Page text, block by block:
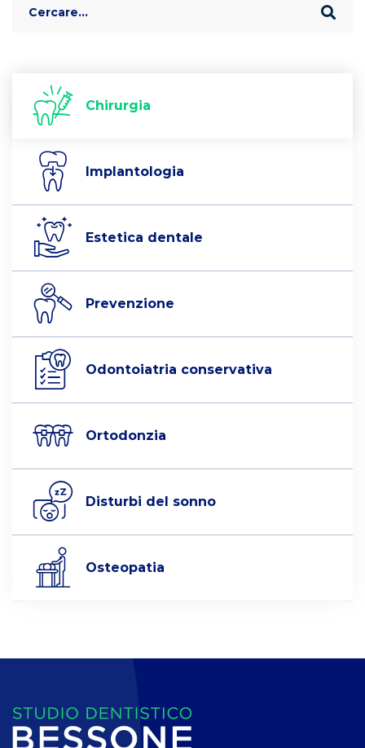
for:
Chirurgia
Implantologia
Estetica dentale
Prevenzione
Odontoiatria conservativa
Ortodonzia
Disturbi del sonno
Osteopatia